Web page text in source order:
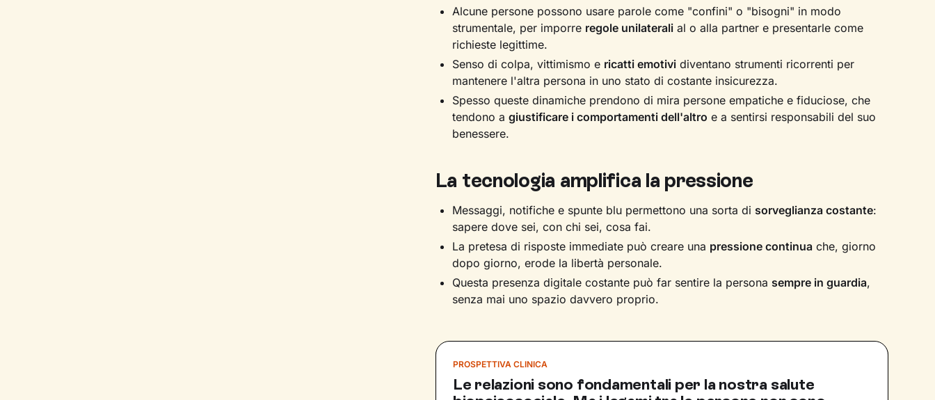
Alcune persone possono usare parole come "confini" o "bisogni" in modo
strumentale, per imporre regole unilateralial o alla partner e presentarle come
richieste legittime.
Senso di colpa, vittimismo e ricatti emotividiventano strumenti ricorrenti per
mantenere l'altra persona in uno stato di costante insicurezza.
Spesso queste dinamiche prendono di mira persone empatiche e fiduciose, che
tendono a giustificare i comportamenti dell'altro e a sentirsi responsabili del suo
benessere.
La tecnologia amplifica la pressione
Messaggi, notifiche e spunte blu permettono una sorta di sorveglianza costante:
sapere dove sei, con chi sei, cosa fai.
La pretesa di risposte immediate può creare una pressione continuache, giorno
dopo giorno, erode la libertà personale.
Questa presenza digitale costante può far sentire la persona sempre in guardia,
senza mai uno spazio davvero proprio.
PROSPETTIVA CLINICA
Le relazioni sono fondamentali per la nostra salute